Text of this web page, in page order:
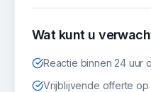
Wat kunt u
Reactie binnen 24 uur
Vrijblijvende offerte op